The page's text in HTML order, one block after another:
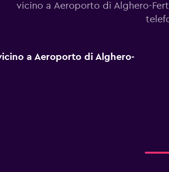
vicino a Aeroporto di Alghero-
a Aeroporto di Alghero-